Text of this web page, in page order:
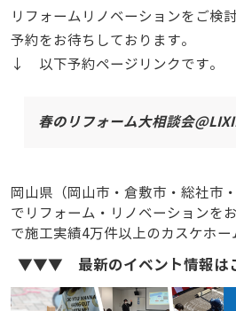
リフォームリノベーションをご検
予約をお待ちしております。
↓ 以下予約ページリンクです。
春のリフォーム大相談会
岡山県（岡山市・倉敷市・総社市
でリフォーム・リノベーションを
で施工実績4万件以上のカスケホー
▼▼▼ 最新のイベント情報